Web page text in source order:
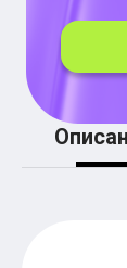
Легкие
Аккорды со
BEARWOLF
Мари
Комната
XOLIDAYBOY